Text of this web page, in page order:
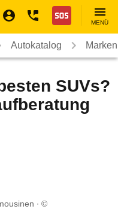
Nothilfe
MENÜ
Autokatalog
SUVs?
©